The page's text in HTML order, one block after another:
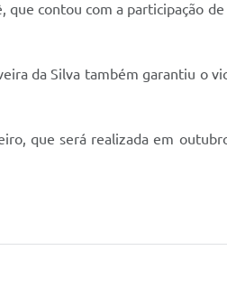
que contou com a participação
da Silva também garantiu o
que será realizada em